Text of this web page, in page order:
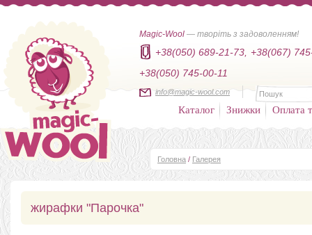
Magic-Wool — творіть з задоволенням!
+38(050) 689-21-73,
+38(067)
+38(050) 745-00-11
info@magic-wool.com
Каталог Знижки Оплата
Головна / Галерея
жирафки "Парочка"